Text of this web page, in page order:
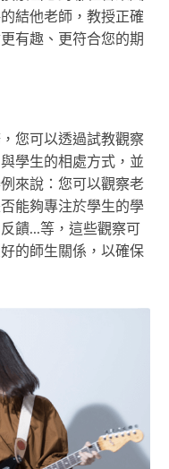
結他老師，教授正確
有趣、更符合您的期
您可以透過試教觀察
學生的相處方式，並
來說：您可以觀察老
能夠專注於學生的學
饋...等，這些觀察可
的師生關係，以確保